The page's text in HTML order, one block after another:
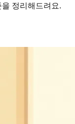
정리해드려요.